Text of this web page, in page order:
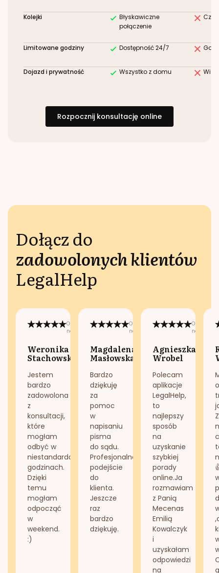
Kolejki
Błyskawiczne
połączenie
Limitowane godziny Dostępność 24/7
Dojazd i prywatność Wszystko z domu
Rozpocznij konsultację online
Dołącz do
zadowolonych klientów
LegalHelp
Opublikowano
na:
Weronika
Stachowska
Jestem
bardzo
zadowolona
z
konsultacji,
które
mogłam
odbyć w
niestandardowych
godzinach.
Dzięki
temu
mogłam
odpocząć
w
weekend.
:)
Opublikowano
na:
Magdalena
Masłowska
Bardzo
dziękuję
za
pomoc
w
napisaniu
pisma
do sądu.
Profesjonalne
podejście
do
klienta.
Jeszcze
raz
bardzo
dziękuję.
na:
Agnieszka
Wrobel
Polecam
aplikacje
LegalHelp,
to
najlepszy
sposób
na
uzyskanie
szybkiej
porady
online.Ja
rozmawiam
z Panią
Mecenas
Emilią
Kowalczyk
i
uzyskałam
odpowiedzi
na